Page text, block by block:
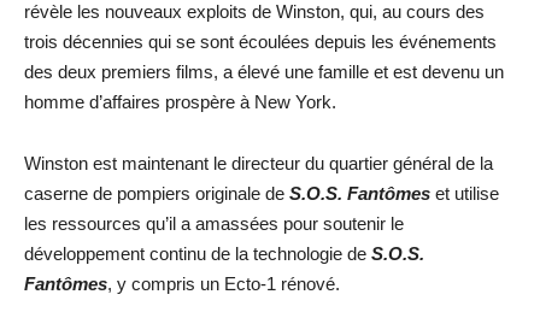
révèle les nouveaux exploits de Winston, qui, au cours des
trois décennies qui se sont écoulées depuis les événements
des deux premiers films, a élevé une famille et est devenu un
homme d’affaires prospère à New York.
Winston est maintenant le directeur du quartier général de la
caserne de pompiers originale de S.O.S. Fantômes et utilise
les ressources qu’il a amassées pour soutenir le
développement continu de la technologie de S.O.S.
Fantômes, y compris un Ecto-1 rénové.